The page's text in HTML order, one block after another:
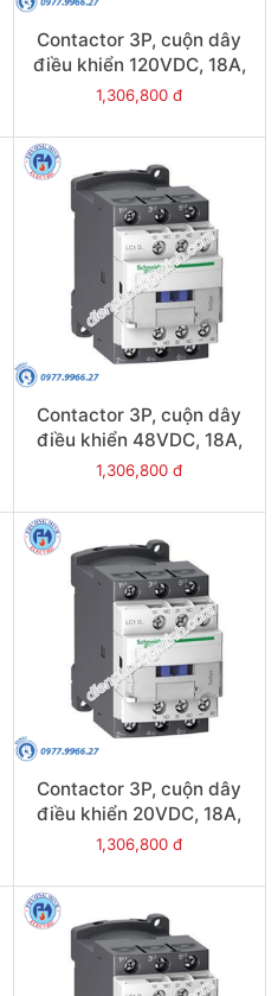
Contactor 3P, cuộn dây
điều khiển 120VDC, 18A,
1N/O, 1N/C - Model
1,306,800 đ
Contactor 3P, cuộn dây
điều khiển 48VDC, 18A,
1N/O, 1N/C - Model
1,306,800 đ
Contactor 3P, cuộn dây
điều khiển 20VDC, 18A,
1N/O, 1N/C - Model
1,306,800 đ